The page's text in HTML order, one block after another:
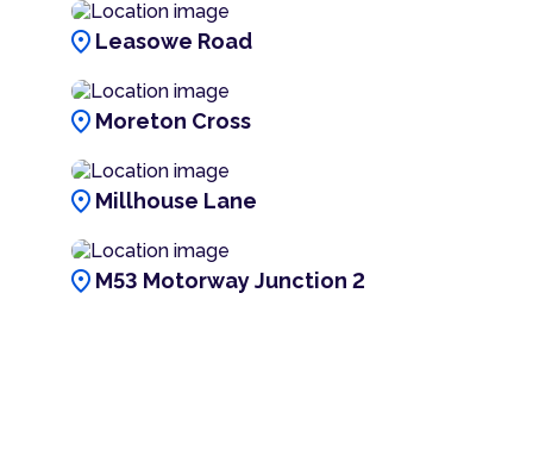
location_on Leasowe Road
location_on Moreton Cross
location_on Millhouse Lane
location_on M53 Motorway Junction 2